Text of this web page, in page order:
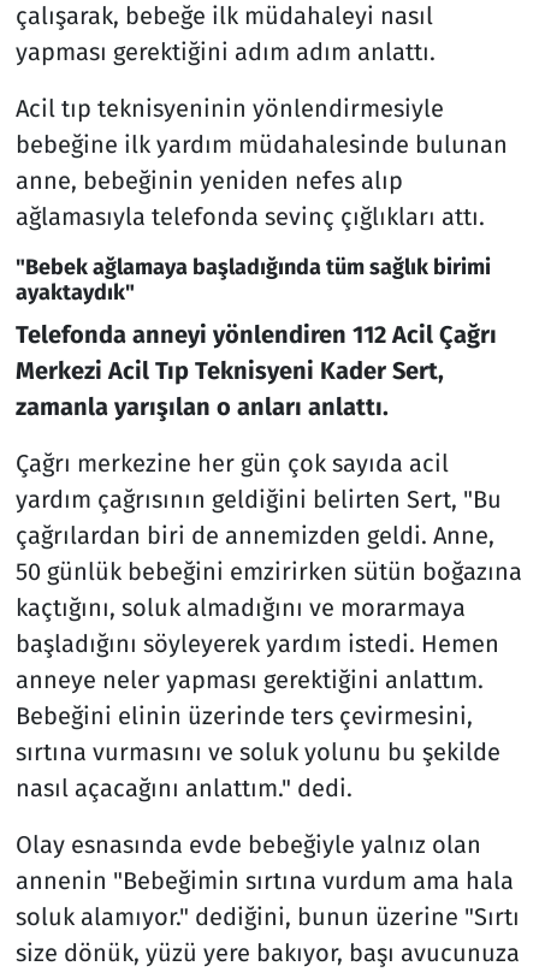
çalışarak, bebeğe ilk müdahaleyi nasıl
yapması gerektiğini adım adım anlattı.
Acil tıp teknisyeninin yönlendirmesiyle
bebeğine ilk yardım müdahalesinde bulunan
anne, bebeğinin yeniden nefes alıp
ağlamasıyla telefonda sevinç çığlıkları attı.
"Bebek ağlamaya başladığında tüm sağlık birimi
ayaktaydık"
Telefonda anneyi yönlendiren 112 Acil Çağrı
Merkezi Acil Tıp Teknisyeni Kader Sert,
zamanla yarışılan o anları anlattı.
Çağrı merkezine her gün çok sayıda acil
yardım çağrısının geldiğini belirten Sert, "Bu
çağrılardan biri de annemizden geldi. Anne,
50 günlük bebeğini emzirirken sütün boğazına
kaçtığını, soluk almadığını ve morarmaya
başladığını söyleyerek yardım istedi. Hemen
anneye neler yapması gerektiğini anlattım.
Bebeğini elinin üzerinde ters çevirmesini,
sırtına vurmasını ve soluk yolunu bu şekilde
nasıl açacağını anlattım." dedi.
Olay esnasında evde bebeğiyle yalnız olan
annenin "Bebeğimin sırtına vurdum ama hala
soluk alamıyor." dediğini, bunun üzerine "Sırtı
size dönük, yüzü yere bakıyor, başı avucunuza